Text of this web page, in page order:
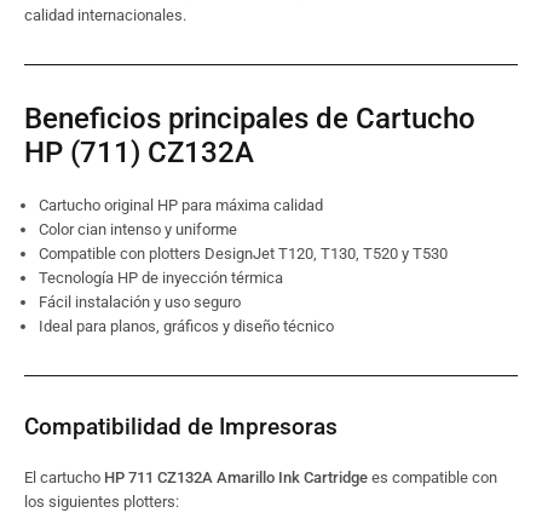
calidad internacionales.
Beneficios principales de Cartucho
HP (711) CZ132A
Cartucho original HP para máxima calidad
Color cian intenso y uniforme
Compatible con plotters DesignJet T120, T130, T520 y T530
Tecnología HP de inyección térmica
Fácil instalación y uso seguro
Ideal para planos, gráficos y diseño técnico
Compatibilidad de Impresoras
El cartucho HP 711 CZ132A Amarillo Ink Cartridge es compatible con
los siguientes plotters: